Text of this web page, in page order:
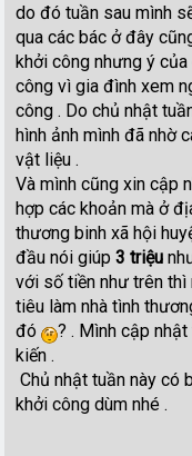
do đó tuần sau mình
qua các bác ở đây
khởi công nhưng ý
công vì gia đình xem
công . Do chủ nhật
hình ảnh mình đã nhờ
vật liệu .
Và mình cũng xin cập
hợp các khoản mà ở
thương binh xã hội
đầu nói giúp3 triệu
với số tiền như trên
tiêu làm nhà tình
đó
? . Mình cập
kiến .
Chủ nhật tuần này có
khởi công dùm nhé .